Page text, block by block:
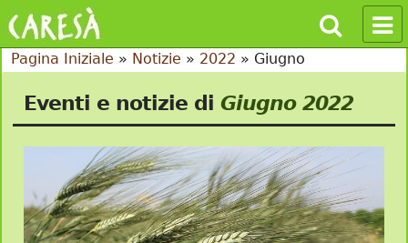
Pagina Iniziale » Notizie » 2022 » Giugno
Eventi e notizie di Giugno 2022